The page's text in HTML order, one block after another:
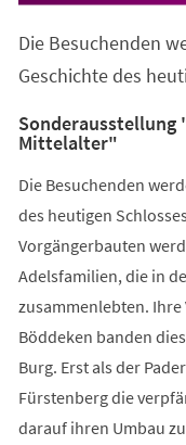
Die Besuchenden
Geschichte des
Sonderausstellung
Mittelalter"
Die Besuchenden
des heutigen
Vorgängerbauten
Adelsfamilien, die in
zusammenlebten.
Böddeken banden
Burg. Erst als der
Fürstenberg die
darauf ihren Umbau